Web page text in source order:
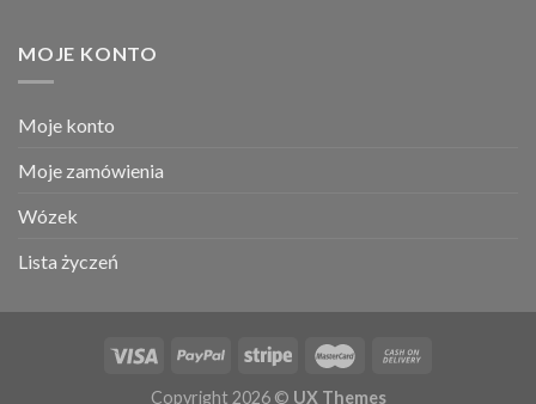
MOJE KONTO
Moje konto
Moje zamówienia
Wózek
Lista życzeń
Copyright 2026 © UX Themes